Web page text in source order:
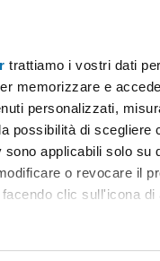
trattiamo i vostri dati
memorizzare e
personalizzati,
possibilità di
applicabili solo su
o revocare il
clic sull'icona
Prezzo Superficie
affitto semi arredato
2